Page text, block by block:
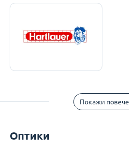
Покажи повече
Оптики